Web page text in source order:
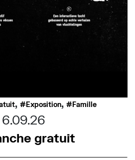
, Exposition, Famille
6.09.26
gratuit